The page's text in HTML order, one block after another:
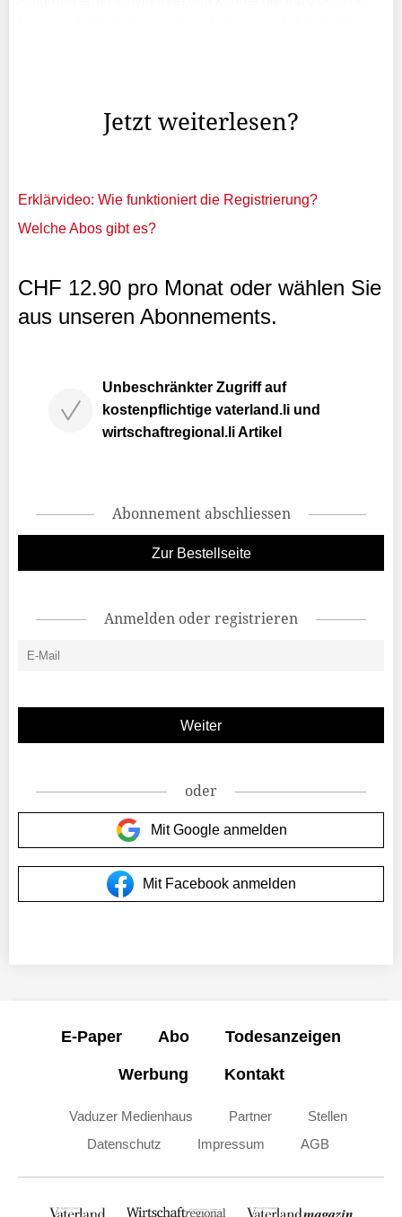
Jetzt weiterlesen?
Erklärvideo: Wie funktioniert die Registrierung?
Welche Abos gibt es?
CHF 12.90 pro Monat oder wählen Sie
aus unseren Abonnements.
Unbeschränkter Zugriff auf
kostenpflichtige vaterland.li und
wirtschaftregional.li Artikel
Abonnement abschliessen
Zur Bestellseite
Anmelden oder registrieren
oder
Mit Google anmelden
Mit Facebook anmelden
E-Paper Abo Todesanzeigen
Werbung Kontakt
Vaduzer Medienhaus Partner
Stellen
Datenschutz
Impressum AGB